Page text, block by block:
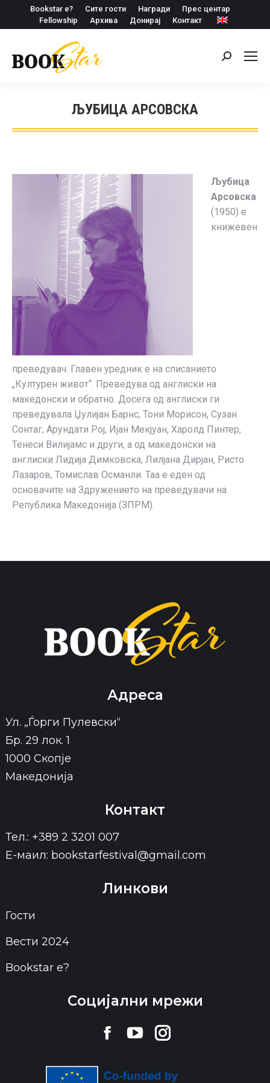
Bookstar е? Сите гости Награди
Прес центар
Fellowship
Архива Донирај Контакт
Search:
ЉУБИЦА АРСОВСКА
Љубица
Арсовска
(1950) е
книжевен
преведувач. Главен уредник е на списанието
„Културен живот“. Преведува од англиски на
македонски и обратно. Досега од англиски ги
преведувала Џулијан Барнс, Тони Морисон, Сузан
Сонтаг, Арундати Рој, Ијан Мекјуан, Харолд Пинтер,
Тенеси Вилијамс и други, а од македонски на
англиски Лидија Димковска, Лилјана Дирјан, Ристо
Лазаров, Томислав Османли. Таа е еден од
основачите на Здружението на преведувачи на
Република Македонија (ЗПРМ).
Адреса
Ул. „Ѓорги Пулевски“
Бр. 29 лок. 1
1000 Скопје
Македонија
Контакт
Тел.: +389 2 3201 007
Е-маил: bookstarfestival@gmail.com
Линкови
Гости
Вести 2024
Bookstar е?
Социјални мрежи
Facebook
opens
YouTube
opens
Instagram
opens